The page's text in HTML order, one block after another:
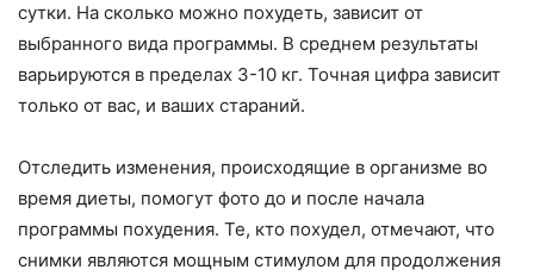
сутки. На сколько можно похудеть, зависит от
выбранного вида программы. В среднем результаты
варьируются в пределах 3-10 кг. Точная цифра зависит
только от вас, и ваших стараний.
Отследить изменения, происходящие в организме во
время диеты, помогут фото до и после начала
программы похудения. Те, кто похудел, отмечают, что
снимки являются мощным стимулом для продолжения